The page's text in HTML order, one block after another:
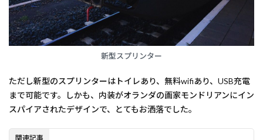
新型スプリンター
ただし新型のスプリンターはトイレあり、無料wifiあり、USB充電
まで可能です。しかも、内装がオランダの画家モンドリアンにイン
スパイアされたデザインで、とてもお洒落でした。
関連記事